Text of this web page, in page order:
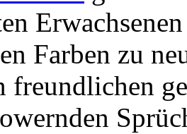
Farben zu
freundlichen